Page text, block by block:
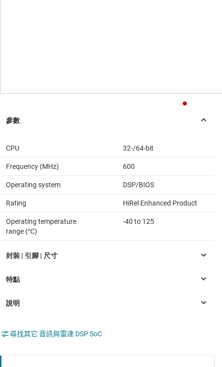
CPU 32-/64-bit
Frequency (MHz) 600
Operating system DSP/BIOS
Rating HiRel Enhanced Product
Operating temperature
range (°C)
-40 to 125
尋找其它 音訊與雷達 DSP SoC